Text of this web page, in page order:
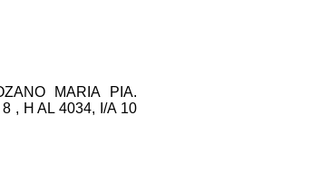
MARIA PIA.
, H AL 4034, I/A 10